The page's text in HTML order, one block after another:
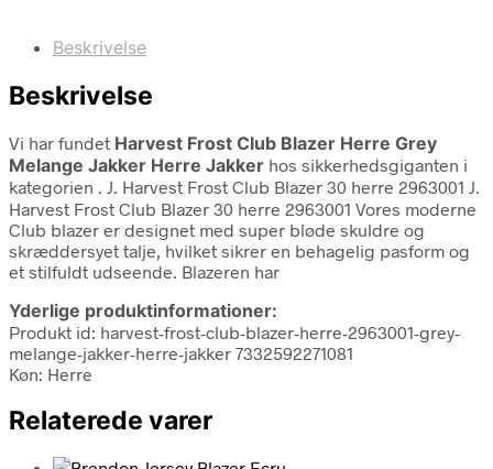
Beskrivelse
Beskrivelse
Vi har fundet Harvest Frost Club Blazer Herre Grey
Melange Jakker Herre Jakker hos sikkerhedsgiganten i
kategorien . J. Harvest Frost Club Blazer 30 herre 2963001 J.
Harvest Frost Club Blazer 30 herre 2963001 Vores moderne
Club blazer er designet med super bløde skuldre og
skræddersyet talje, hvilket sikrer en behagelig pasform og
et stilfuldt udseende. Blazeren har
Yderlige produktinformationer:
Produkt id: harvest-frost-club-blazer-herre-2963001-grey-
melange-jakker-herre-jakker 7332592271081
Køn: Herre
Relaterede varer